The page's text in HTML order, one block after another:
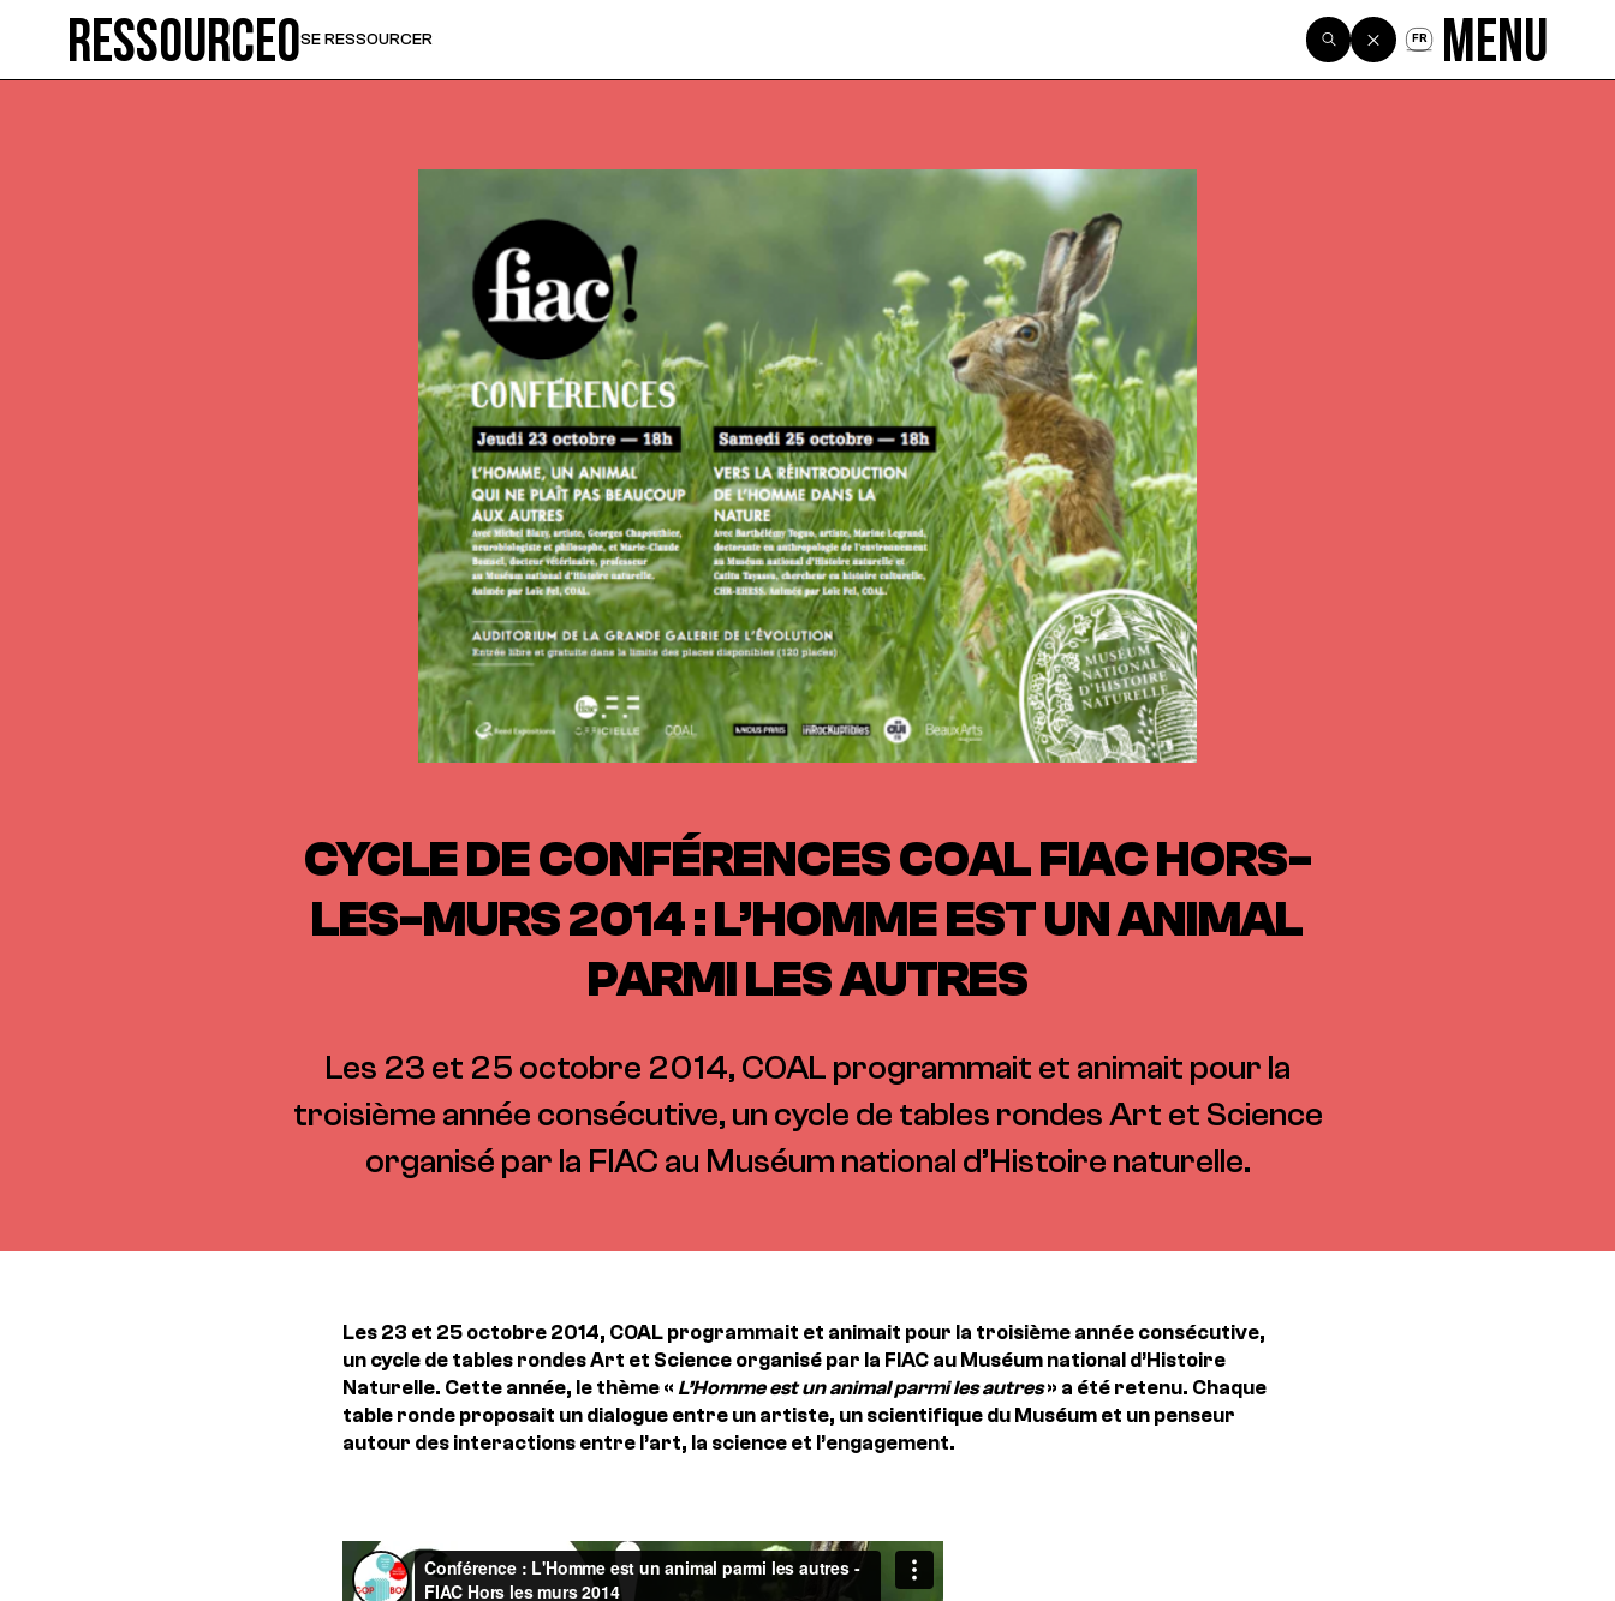
Ressource0SE RESSOURCER FR Menu
CYCLE DE CONFÉRENCES COAL FIAC HORS-
LES-MURS 2014 : L’HOMME EST UN ANIMAL
PARMI LES AUTRES
Les 23 et 25 octobre 2014, COAL programmait et animait pour la
troisième année consécutive, un cycle de tables rondes Art et Science
organisé par la FIAC au Muséum national d’Histoire naturelle.
Les 23 et 25 octobre 2014, COAL programmait et animait pour la troisième année consécutive,
un cycle de tables rondes Art et Science organisé par la FIAC au Muséum national d’Histoire
Naturelle. Cette année, le thème « L’Homme est un animal parmi les autres» a été retenu. Chaque
table ronde proposait un dialogue entre un artiste, un scientifique du Muséum et un penseur
autour des interactions entre l’art, la science et l’engagement.